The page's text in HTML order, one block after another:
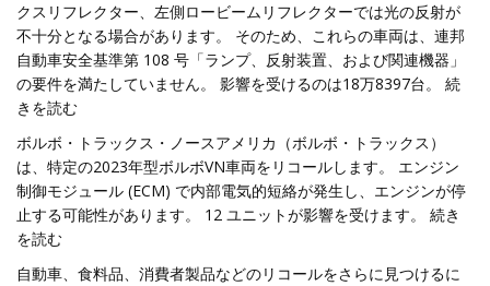
クスリフレクター、左側ロービームリフレクターでは光の反射が
不十分となる場合があります。 そのため、これらの車両は、連邦
自動車安全基準第 108 号「ランプ、反射装置、および関連機器」
の要件を満たしていません。 影響を受けるのは18万8397台。 続
きを読む
ボルボ・トラックス・ノースアメリカ（ボルボ・トラックス）
は、特定の2023年型ボルボVN車両をリコールします。 エンジン
制御モジュール (ECM) で内部電気的短絡が発生し、エンジンが停
止する可能性があります。 12 ユニットが影響を受けます。 続き
を読む
自動車、食料品、消費者製品などのリコールをさらに見つけるに